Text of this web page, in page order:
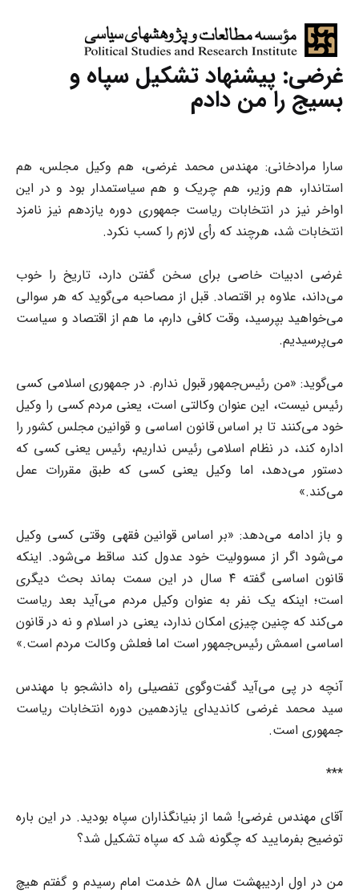
غرضی: پیشنهاد تشکیل سپاه و
بسیج را من دادم
سارا مرادخانی: مهندس محمد غرضی، هم وکیل مجلس، هم
استاندار، هم وزیر، هم چریک و هم سیاستمدار بود و در این
اواخر نیز در انتخابات ریاست جمهوری دوره یازدهم نیز نامزد
انتخابات شد، هرچند که رأی لازم را کسب نکرد.
غرضی ادبیات خاصی برای سخن گفتن دارد، تاریخ را خوب
می‌داند، علاوه بر اقتصاد. قبل از مصاحبه می‌گوید که هر سوالی
می‌خواهید بپرسید، وقت کافی دارم، ما هم از اقتصاد و سیاست
می‌پرسیدیم.
می‌گوید: «من رئیس‌جمهور قبول ندارم. در جمهوری اسلامی کسی
رئیس نیست، این عنوان وکالتی است، یعنی مردم کسی را وکیل
خود می‌کنند تا بر اساس قانون اساسی و قوانین مجلس کشور را
اداره کند، در نظام اسلامی رئیس نداریم، رئیس یعنی کسی که
دستور می‌دهد، اما وکیل یعنی کسی که طبق مقررات عمل
می‌کند.»
و باز ادامه می‌دهد: «بر اساس قوانین فقهی وقتی کسی وکیل
می‌شود اگر از مسوولیت خود عدول کند ساقط می‌شود. اینکه
قانون اساسی گفته ۴ سال در این سمت بماند بحث دیگری
است؛ اینکه یک نفر به عنوان وکیل مردم می‌آید بعد ریاست
می‌کند که چنین چیزی امکان ندارد، یعنی در اسلام و نه در قانون
اساسی اسمش رئیس‌جمهور است اما فعلش وکالت مردم است.»
آنچه در پی می‌آید گفت‌وگوی تفصیلی راه دانشجو با مهندس
سید محمد غرضی کاندیدای یازدهمین دوره انتخابات ریاست
جمهوری است.
***
آقای مهندس غرضی! شما از بنیانگذاران سپاه بودید. در این باره
توضیح بفرمایید که چگونه شد که سپاه تشکیل شد؟
من در اول اردیبهشت سال ۵۸ خدمت امام رسیدم و گفتم هیچ